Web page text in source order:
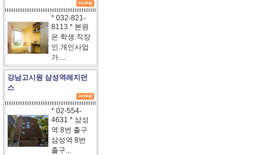
* 032-821-
8113 * 본원
은 학생.직장
인.개인사업
가....
강남고시원 삼성역레지던
스
* 02-554-
4631 * 삼성
역 8번 출구
삼성역 8번
출구...